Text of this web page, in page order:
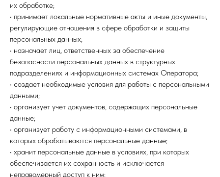
их обработке;
• принимает локальные нормативные акты и иные документы,
регулирующие отношения в сфере обработки и защиты
персональных данных;
• назначает лиц, ответственных за обеспечение
безопасности персональных данных в структурных
подразделениях и информационных системах Оператора;
• создает необходимые условия для работы с персональными
данными;
• организует учет документов, содержащих персональные
данные;
• организует работу с информационными системами, в
которых обрабатываются персональные данные;
• хранит персональные данные в условиях, при которых
обеспечивается их сохранность и исключается
неправомерный доступ к ним;